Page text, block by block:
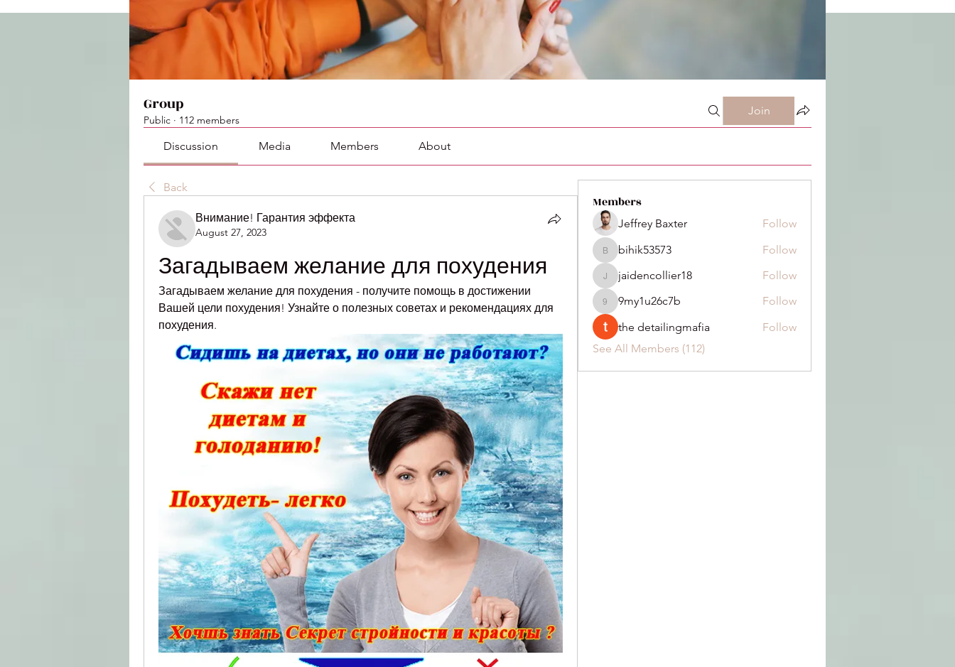
Group
Public · 112 members
Join
Discussion Media Members About
Back
Внимание! Гарантия эффекта
August 27, 2023
Загадываем желание для похудения
Загадываем желание для похудения - получите помощь в достижении
Вашей цели похудения! Узнайте о полезных советах и рекомендациях для
похудения.
Members
Jeffrey Baxter Follow
bihik53573
bihik53573 Follow
jaidencollier18
jaidencollier18 Follow
9my1u26c7b
9my1u26c7b
Follow
the detailingmafia
Follow
See All Members (112)